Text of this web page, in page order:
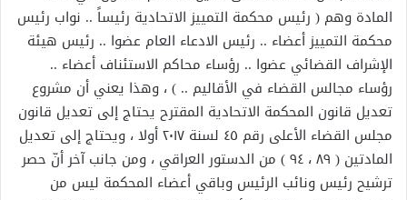
المادة وهم ( رئيس محكمة التمييز الاتحادية رئيساً .. نواب رئيس
محكمة التمييز أعضاء .. رئيس الادعاء العام عضوا .. رئيس هيئة
الإشراف القضائي عضوا .. رؤساء محاكم الاستئناف أعضاء ..
رؤساء مجالس القضاء في الأقاليم .. ) ، وهذا يعني أن مشروع
تعديل قانون المحكمة الاتحادية المقترح يحتاج إلى تعديل قانون
مجلس القضاء الأعلى رقم ٤٥ لسنة ٢٠١٧ أولا ، ويحتاج إلى تعديل
المادتين ( ٨٩ ، ٩٤ ) من الدستور العراقي ، ومن جانب آخر أنّ حصر
ترشيح رئيس ونائب الرئيس وباقي أعضاء المحكمة ليس من